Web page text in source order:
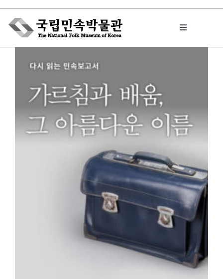
Skip
content
Toggle
박물관에서는
민속이야기